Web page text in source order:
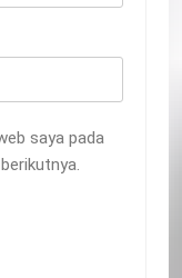
saya pada